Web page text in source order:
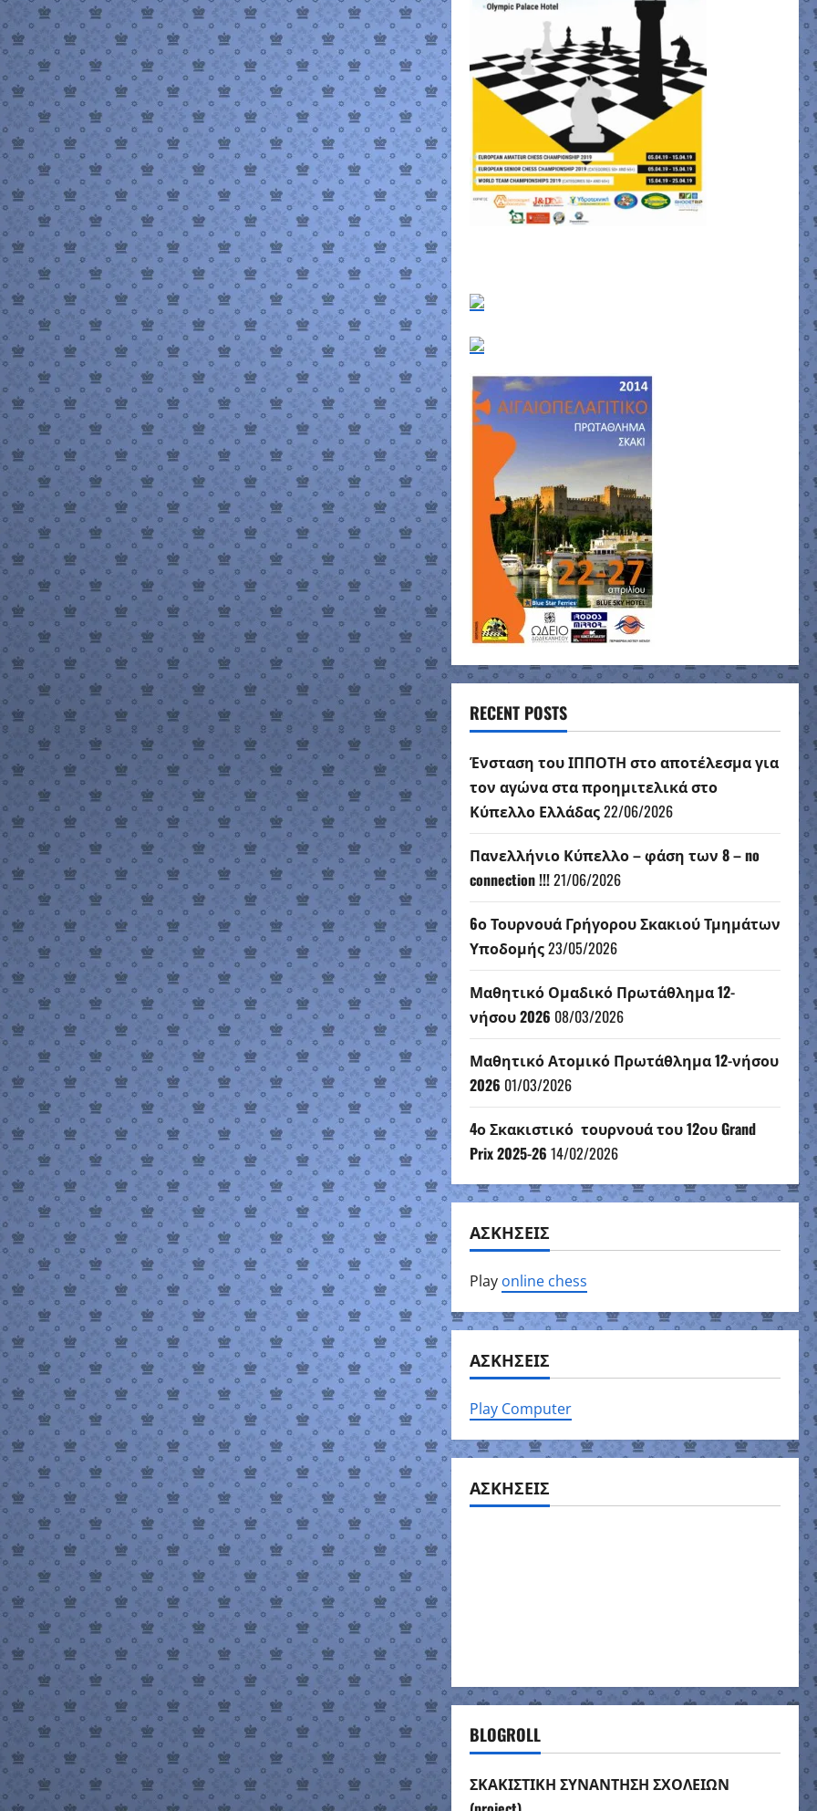
RECENT POSTS
Ένσταση του ΙΠΠΟΤΗ στο αποτέλεσμα για
τον αγώνα στα προημιτελικά στο
Κύπελλο Ελλάδας22/06/2026
Πανελλήνιο Κύπελλο – φάση των 8 – no
connection !!!21/06/2026
6ο Τουρνουά Γρήγορου Σκακιού Τμημάτων
Υποδομής23/05/2026
Μαθητικό Ομαδικό Πρωτάθλημα 12-
νήσου 2026 08/03/2026
Μαθητικό Ατομικό Πρωτάθλημα 12-νήσου
2026 01/03/2026
4ο Σκακιστικό τουρνουά του 12ου Grand
Prix 2025-26 14/02/2026
ΑΣΚΗΣΕΙΣ
Play online chess
ΑΣΚΗΣΕΙΣ
Play Computer
ΑΣΚΗΣΕΙΣ
BLOGROLL
ΣΚΑΚΙΣΤΙΚΗ ΣΥΝΑΝΤΗΣΗ ΣΧΟΛΕΙΩΝ